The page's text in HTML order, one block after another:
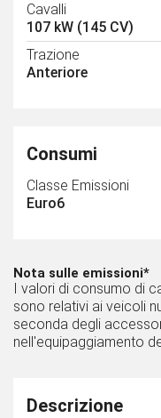
Cavalli
107 kW (145 CV)
Trazione
Anteriore
Consumi
Classe Emissioni
Euro6
Nota sulle emissioni*
I valori di consumo di
sono relativi ai veicoli
seconda degli
nell'equipaggiamento
Descrizione